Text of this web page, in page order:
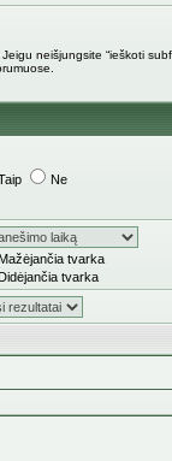
neišjungsite “ieškoti
Ne
tvarka
Didėjančia tvarka